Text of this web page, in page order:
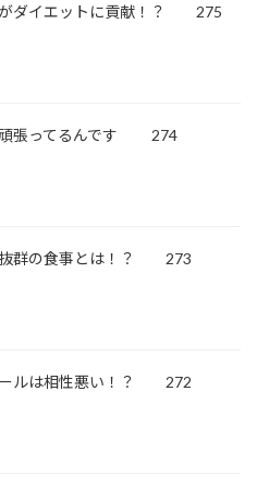
がダイエットに貢献！？ 275
頑張ってるんです 274
抜群の食事とは！？ 273
ールは相性悪い！？ 272